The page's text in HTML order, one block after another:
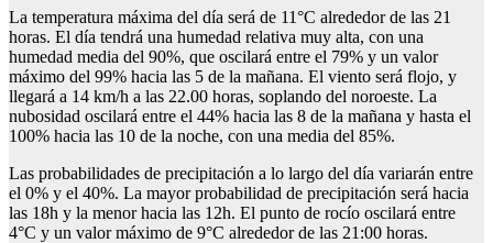
La temperatura máxima del día será de 11°C alrededor de las 21
horas. El día tendrá una humedad relativa muy alta, con una
humedad media del 90%, que oscilará entre el 79% y un valor
máximo del 99% hacia las 5 de la mañana. El viento será flojo, y
llegará a 14 km/h a las 22.00 horas, soplando del noroeste. La
nubosidad oscilará entre el 44% hacia las 8 de la mañana y hasta el
100% hacia las 10 de la noche, con una media del 85%.
Las probabilidades de precipitación a lo largo del día variarán entre
el 0% y el 40%. La mayor probabilidad de precipitación será hacia
las 18h y la menor hacia las 12h. El punto de rocío oscilará entre
4°C y un valor máximo de 9°C alrededor de las 21:00 horas.